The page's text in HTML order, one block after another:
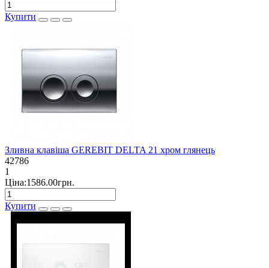
Купити
Зливна клавіша GEREBIT DELTA 21 хром глянець
42786
1
Ціна:1586.00грн.
Купити